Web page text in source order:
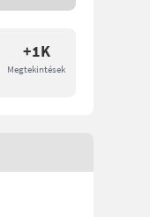
+1K
Megtekintések